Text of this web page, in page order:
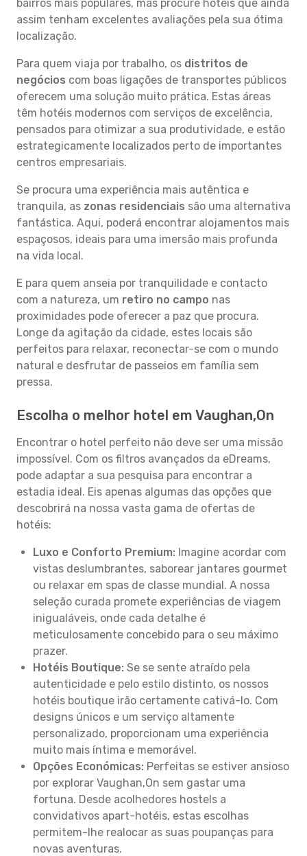
bairros mais populares, mas procure hotéis que ainda
assim tenham excelentes avaliações pela sua ótima
localização.
Para quem viaja por trabalho, os distritos de
negócios com boas ligações de transportes públicos
oferecem uma solução muito prática. Estas áreas
têm hotéis modernos com serviços de excelência,
pensados para otimizar a sua produtividade, e estão
estrategicamente localizados perto de importantes
centros empresariais.
Se procura uma experiência mais autêntica e
tranquila, as zonas residenciais são uma alternativa
fantástica. Aqui, poderá encontrar alojamentos mais
espaçosos, ideais para uma imersão mais profunda
na vida local.
E para quem anseia por tranquilidade e contacto
com a natureza, um retiro no campo nas
proximidades pode oferecer a paz que procura.
Longe da agitação da cidade, estes locais são
perfeitos para relaxar, reconectar-se com o mundo
natural e desfrutar de passeios em família sem
pressa.
Escolha o melhor hotel em Vaughan,On
Encontrar o hotel perfeito não deve ser uma missão
impossível. Com os filtros avançados da eDreams,
pode adaptar a sua pesquisa para encontrar a
estadia ideal. Eis apenas algumas das opções que
descobrirá na nossa vasta gama de ofertas de
hotéis:
Luxo e Conforto Premium: Imagine acordar com
vistas deslumbrantes, saborear jantares gourmet
ou relaxar em spas de classe mundial. A nossa
seleção curada promete experiências de viagem
inigualáveis, onde cada detalhe é
meticulosamente concebido para o seu máximo
prazer.
Hotéis Boutique: Se se sente atraído pela
autenticidade e pelo estilo distinto, os nossos
hotéis boutique irão certamente cativá-lo. Com
designs únicos e um serviço altamente
personalizado, proporcionam uma experiência
muito mais íntima e memorável.
Opções Económicas: Perfeitas se estiver ansioso
por explorar Vaughan,On sem gastar uma
fortuna. Desde acolhedores hostels a
convidativos apart-hotéis, estas escolhas
permitem-lhe realocar as suas poupanças para
novas aventuras.